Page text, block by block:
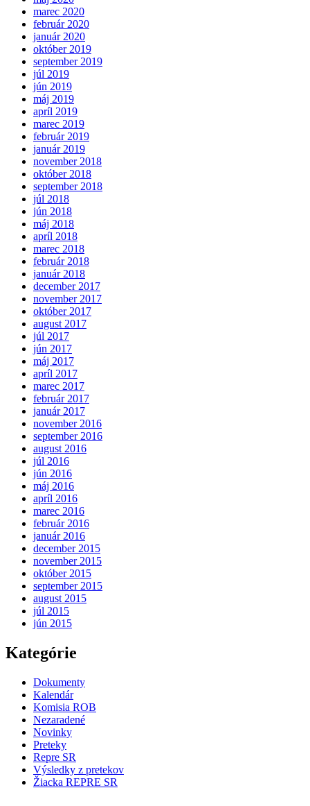
marec 2020
február 2020
január 2020
október 2019
september 2019
júl 2019
jún 2019
máj 2019
apríl 2019
marec 2019
február 2019
január 2019
november 2018
október 2018
september 2018
júl 2018
jún 2018
máj 2018
apríl 2018
marec 2018
február 2018
január 2018
december 2017
november 2017
október 2017
august 2017
júl 2017
jún 2017
máj 2017
apríl 2017
marec 2017
február 2017
január 2017
november 2016
september 2016
august 2016
júl 2016
jún 2016
máj 2016
apríl 2016
marec 2016
február 2016
január 2016
december 2015
november 2015
október 2015
september 2015
august 2015
júl 2015
jún 2015
Kategórie
Dokumenty
Kalendár
Komisia ROB
Nezaradené
Novinky
Preteky
Repre SR
Výsledky z pretekov
Žiacka REPRE SR